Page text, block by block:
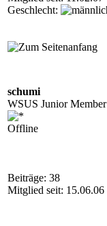
Geschlecht:
schumi
WSUS Junior Member
Offline
Beiträge: 38
Mitglied seit: 15.06.06